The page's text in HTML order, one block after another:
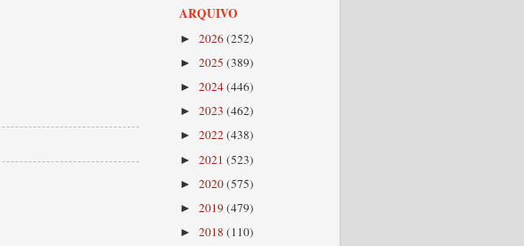
ARQUIVO
► 2026(252)
► 2025 (389)
► 2024(446)
► 2023 (462)
► 2022(438)
► 2021 (523)
► 2020(575)
► 2019(479)
► 2018 (110)